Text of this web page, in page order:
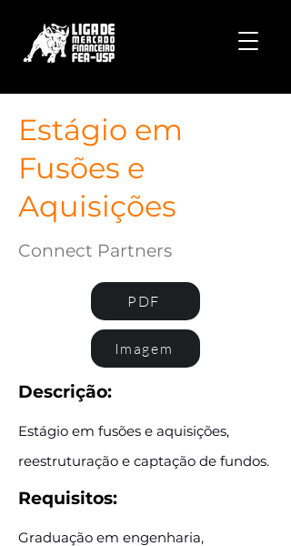
Estágio em
Fusões e
Aquisições
Connect Partners
PDF
Imagem
Descrição:
Estágio em fusões e aquisições,
reestruturação e captação de fundos.
Requisitos:
Graduação em engenharia,